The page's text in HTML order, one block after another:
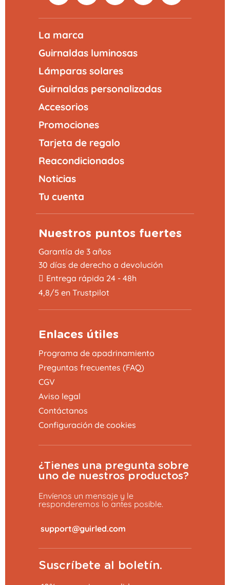
La marca
Guirnaldas luminosas
Lámparas solares
Guirnaldas personalizadas
Accesorios
Promociones
Tarjeta de regalo
Reacondicionados
Noticias
Tu cuenta
Nuestros puntos fuertes
Garantía de 3 años
30 días de derecho a devolución
Entrega rápida 24 - 48h
4,8/5 en Trustpilot
Enlaces útiles
Programa de apadrinamiento
Preguntas frecuentes (FAQ)
CGV
Aviso legal
Contáctanos
Configuración de cookies
¿Tienes una pregunta sobre
uno de nuestros productos?
Envíenos un mensaje y le
responderemos lo antes posible.
Suscríbete al boletín.